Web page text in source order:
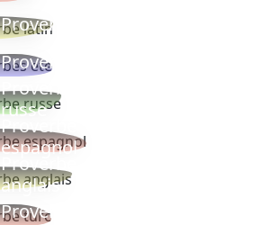
Proverbe latin
Proverbes ete
Proverbe
russe
Proverbe
espagnol
Proverbe
anglais
Proverbe turc